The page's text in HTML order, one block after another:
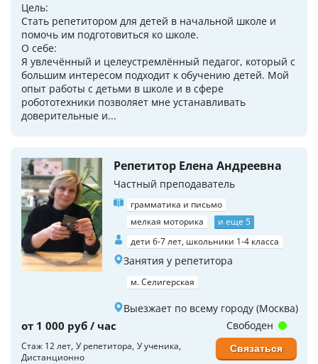
Цель:
Стать репетитором для детей в начальной школе и
помочь им подготовиться ко школе.
О себе:
Я увлечённый и целеустремлённый педагог, который с
большим интересом подходит к обучению детей. Мой
опыт работы с детьми в школе и в сфере
робототехники позволяет мне устанавливать
доверительные и...
Репетитор Елена Андреевна
Частный преподаватель
грамматика и письмо
мелкая моторика
и еще 5
дети 6-7 лет, школьники 1-4 класса
Занятия у репетитора
м. Селигерская
Выезжает по всему городу (Москва)
от 1 000 руб / час
Стаж 12 лет У репетитора У ученика
Дистанционно
Свободен
Связаться